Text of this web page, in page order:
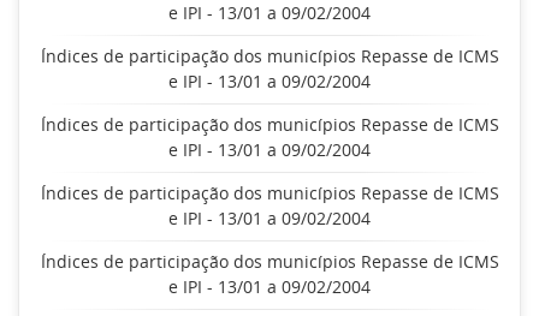
e IPI - 13/01 a 09/02/2004
Índices de participação dos municípios Repasse de ICMS
e IPI - 13/01 a 09/02/2004
Índices de participação dos municípios Repasse de ICMS
e IPI - 13/01 a 09/02/2004
Índices de participação dos municípios Repasse de ICMS
e IPI - 13/01 a 09/02/2004
Índices de participação dos municípios Repasse de ICMS
e IPI - 13/01 a 09/02/2004